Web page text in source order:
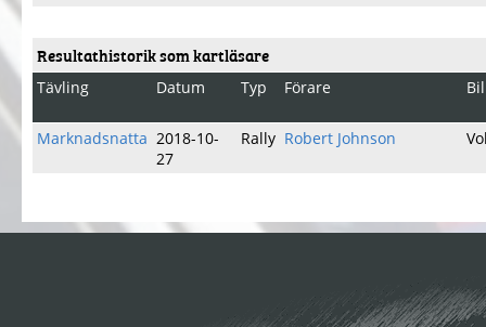
Resultathistorik som kartläsare
Tävling Datum Typ Förare
Marknadsnatta 2018-10-
27
Rally Robert Johnson